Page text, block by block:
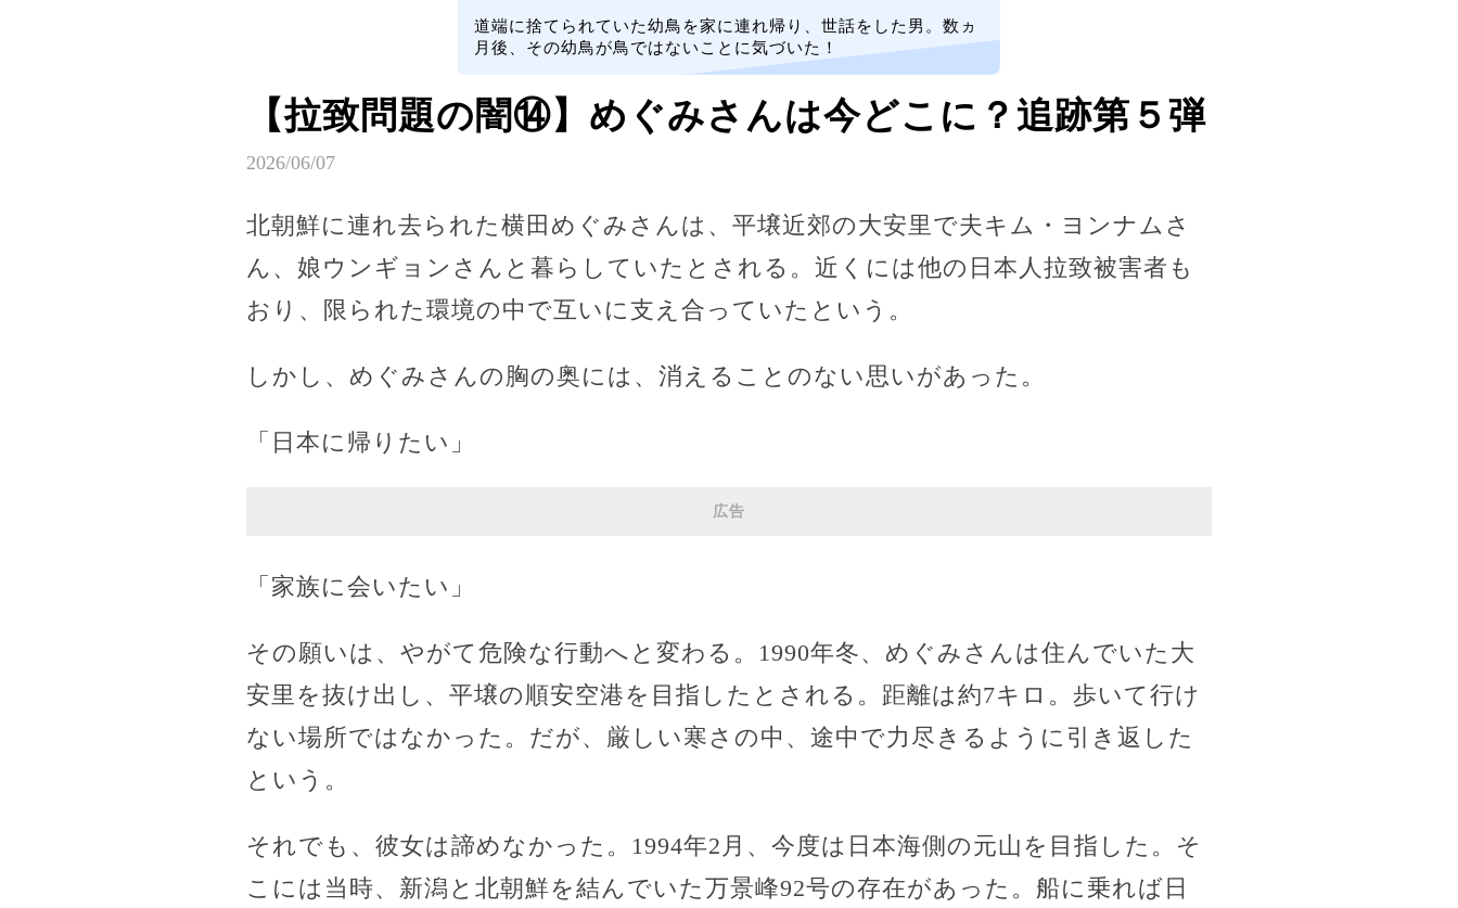
道端に捨てられていた幼鳥を家に連れ帰り、世話をした男。数ヵ
月後、その幼鳥が鳥ではないことに気づいた！
【拉致問題の闇⑭】めぐみさんは今どこに？追跡第５弾
2026/06/07
北朝鮮に連れ去られた横田めぐみさんは、平壌近郊の大安里で夫キム・ヨンナムさ
ん、娘ウンギョンさんと暮らしていたとされる。近くには他の日本人拉致被害者も
おり、限られた環境の中で互いに支え合っていたという。
しかし、めぐみさんの胸の奥には、消えることのない思いがあった。
「日本に帰りたい」
広告
「家族に会いたい」
その願いは、やがて危険な行動へと変わる。1990年冬、めぐみさんは住んでいた大
安里を抜け出し、平壌の順安空港を目指したとされる。距離は約7キロ。歩いて行け
ない場所ではなかった。だが、厳しい寒さの中、途中で力尽きるように引き返した
という。
それでも、彼女は諦めなかった。1994年2月、今度は日本海側の元山を目指した。そ
こには当時、新潟と北朝鮮を結んでいた万景峰92号の存在があった。船に乗れば日